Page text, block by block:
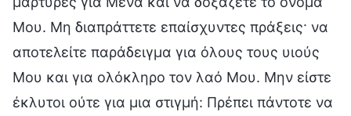
Μου. Μη διαπράττετε επαίσχυντες πράξεις· να
αποτελείτε παράδειγμα για όλους τους υιούς
Μου και για ολόκληρο τον λαό Μου. Μην είστε
έκλυτοι ούτε για μια στιγμή: Πρέπει πάντοτε να